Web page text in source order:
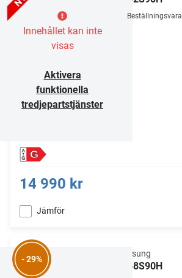
Innehållet kan inte
visas
Aktivera
funktionella
tredjepartstjänster
Beställningsvara
G
14 990 kr
Jämför
- 29%
Samsung
TQ48S90H